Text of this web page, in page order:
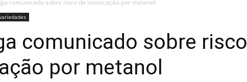
comunicado sobre risco de intoxicação por metanol
comunicado sobre risco
por metanol